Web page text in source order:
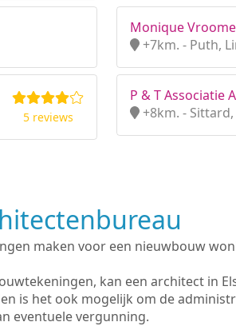
Monique
+7km. - Puth,
5 reviews
P & T Associatie
+8km. -
maken voor een nieuwbouw
kan een architect in
is het ook mogelijk om de
eventuele vergunning.